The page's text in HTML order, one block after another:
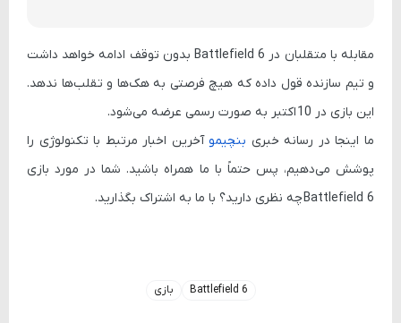
مقابله با متقلبان در Battlefield 6 بدون توقف ادامه خواهد داشت
و تیم سازنده قول داده که هیچ فرصتی به هک‌ها و تقلب‌ها ندهد.
این بازی در 10 اکتبر
به صورت رسمی عرضه می‌شود.
ما اینجا در رسانه خبری بنچیمو آخرین اخبار مرتبط با تکنولوژی را
پوشش می‌دهیم، پس حتماً با ما همراه باشید. شما در مورد بازی
Battlefield 6چه نظری دارید؟ با ما به اشتراک بگذارید.
Battlefield 6 بازی